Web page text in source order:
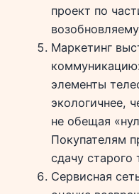
проект по
Маркетинг
элементы
экологичнее,
не обещая
Покупателям
сдачу старого
Сервисная